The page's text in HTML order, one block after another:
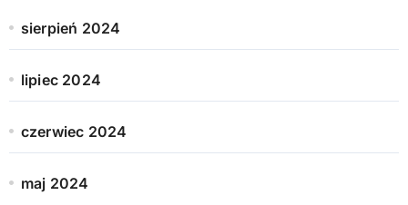
sierpień 2024
lipiec 2024
czerwiec 2024
maj 2024